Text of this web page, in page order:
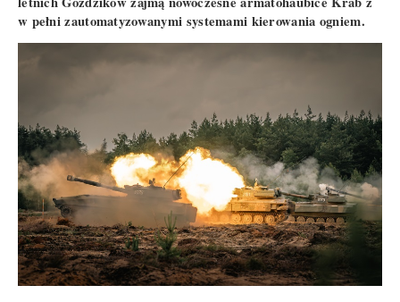
w pełni zautomatyzowanymi systemami kierowania ogniem.